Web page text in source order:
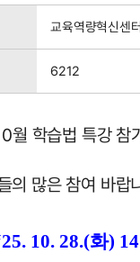
교육역량혁신센터
6212
학습법 특강 참
의 많은 참여 바랍
10. 28.(화)